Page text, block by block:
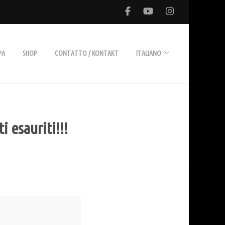
SHOP CONTATTO / KONTAKT ITALIANO
esauriti!!!